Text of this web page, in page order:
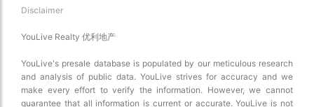
Disclaimer
YouLive Realty 优利地产
YouLive's presale database is populated by our meticulous research
and analysis of public data. YouLive strives for accuracy and we
make every effort to verify the information. However, we cannot
guarantee that all information is current or accurate. YouLive is not